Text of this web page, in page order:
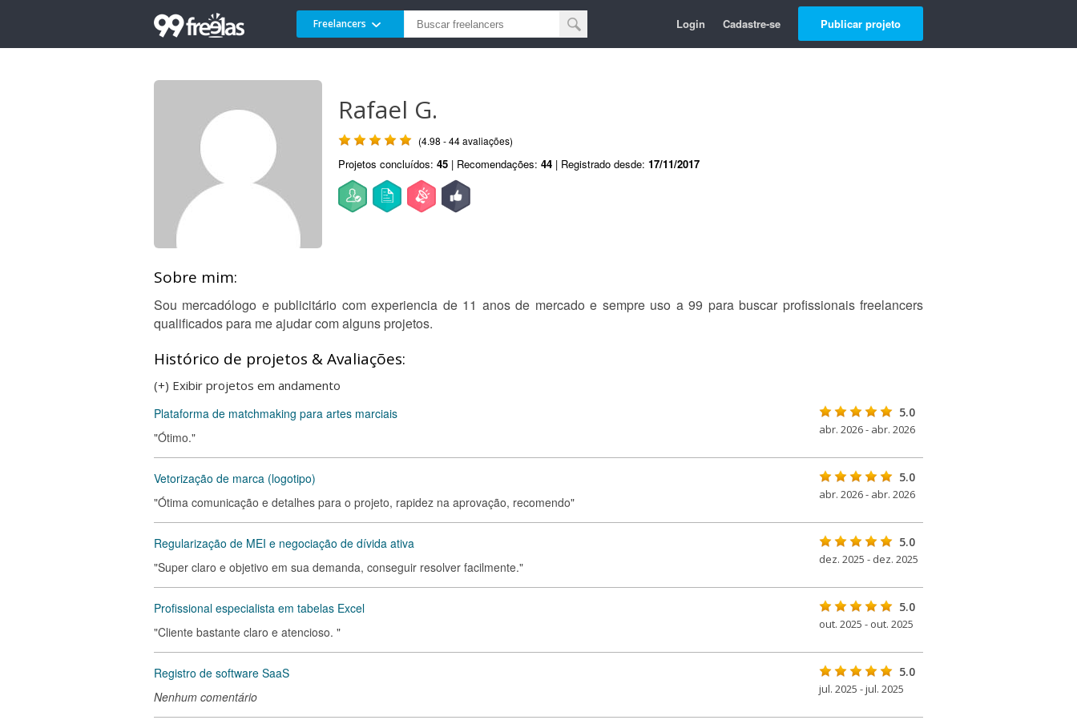
Freelancers Login Cadastre-se Publicar projeto
Rafael G.
(4.98 - 44 avaliações)
Projetos concluídos: 45 | Recomendações: 44 | Registrado desde: 17/11/2017
Sobre mim:
Sou mercadólogo e publicitário com experiencia de 11 anos de mercado e sempre uso a 99 para buscar profissionais freelancers
qualificados para me ajudar com alguns projetos.
Histórico de projetos & Avaliações:
(+) Exibir projetos em andamento
Plataforma de matchmaking para artes marciais
"Ótimo."
5.0
abr. 2026 - abr. 2026
Vetorização de marca (logotipo)
"Ótima comunicação e detalhes para o projeto, rapidez na aprovação, recomendo"
5.0
abr. 2026 - abr. 2026
Regularização de MEI e negociação de dívida ativa
"Super claro e objetivo em sua demanda, conseguir resolver facilmente."
5.0
dez. 2025 - dez. 2025
Profissional especialista em tabelas Excel
"Cliente bastante claro e atencioso. "
5.0
out. 2025 - out. 2025
Registro de software SaaS
Nenhum comentário
5.0
jul. 2025 - jul. 2025